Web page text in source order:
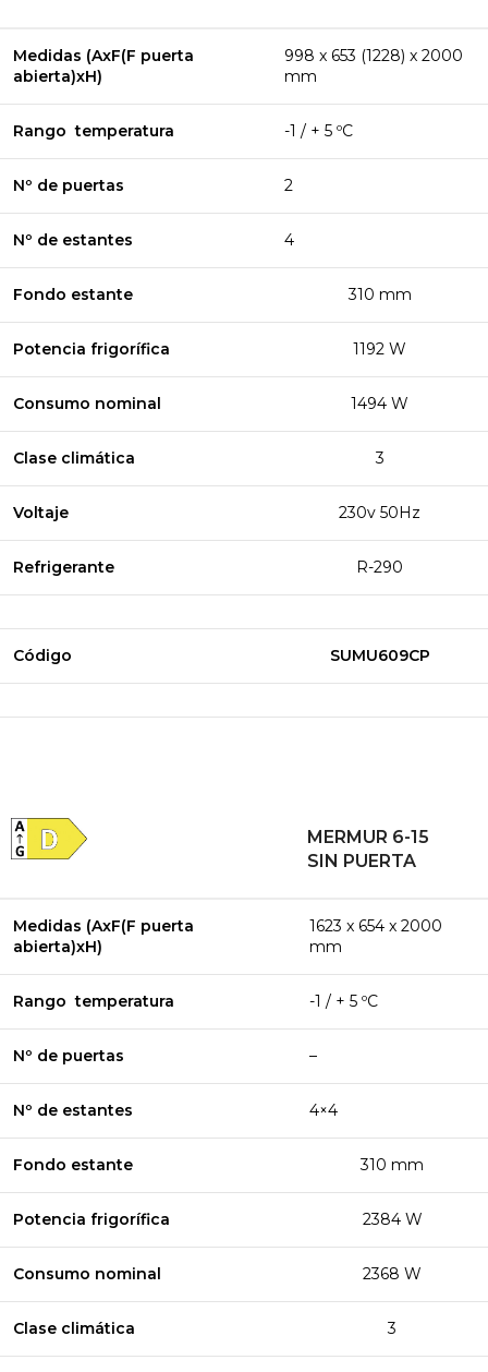
Medidas (AxF(F puerta
abierta)xH)
998 x 653 (1228) x 2000
mm
Rango temperatura -1 / + 5 ºC
Nº de puertas 2
Nº de estantes 4
Fondo estante 310 mm
Potencia frigorífica 1192 W
Consumo nominal 1494 W
Clase climática 3
Voltaje 230v 50Hz
Refrigerante R-290
Código SUMU609CP
MERMUR 6-15
SIN PUERTA
Medidas (AxF(F puerta
abierta)xH)
1623 x 654 x 2000
mm
Rango temperatura -1 / + 5 ºC
Nº de puertas –
Nº de estantes 4×4
Fondo estante 310 mm
Potencia frigorífica 2384 W
Consumo nominal 2368 W
Clase climática 3